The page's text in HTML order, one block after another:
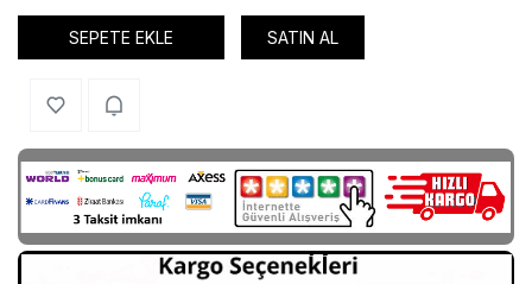
SEPETE EKLE SATIN AL